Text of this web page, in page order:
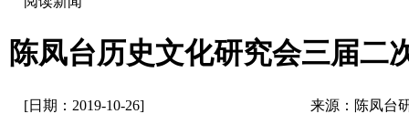
陈凤台历史文化研究会三届二
[日期：2019-10-26] 来源：陈凤台